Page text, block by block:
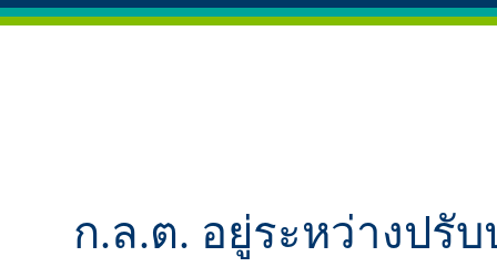
ก.ล.ต. อยู่ระหว่างปรั